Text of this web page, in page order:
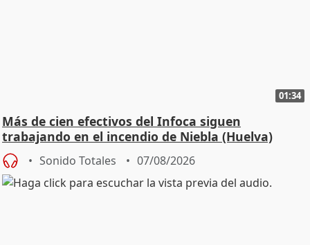
01:34
Más de cien efectivos del Infoca siguen
trabajando en el incendio de Niebla (Huelva)
Sonido Totales 07/08/2026